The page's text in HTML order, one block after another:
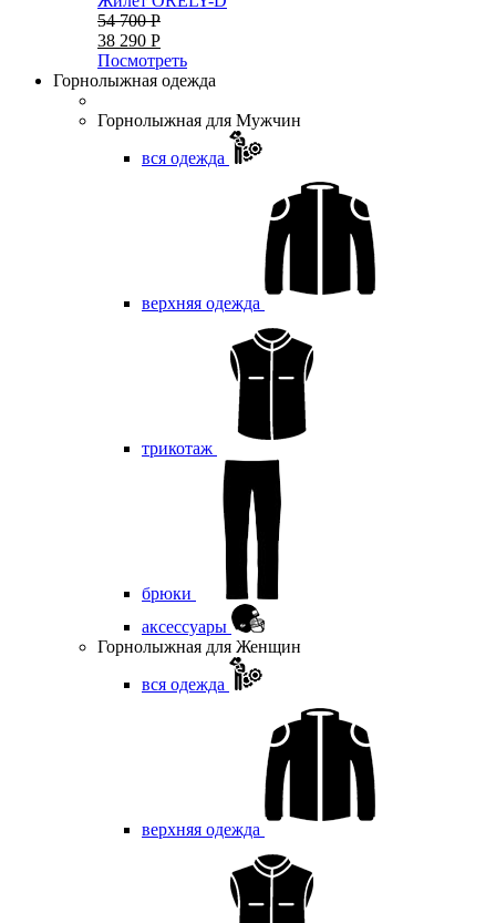
54 700 Р
38 290 Р
Посмотреть
Горнолыжная одежда
Горнолыжная для Мужчин
вся одежда
верхняя одежда
трикотаж
брюки
аксессуары
Горнолыжная для Женщин
вся одежда
верхняя одежда